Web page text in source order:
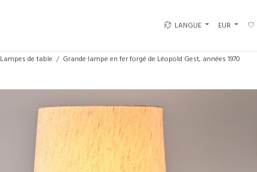
LANGUE EUR
Lampes de table Grande lampe en fer forgé de Léopold Gest, années 1970